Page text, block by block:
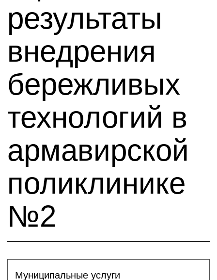
результаты
внедрения
бережливых
технологий в
армавирской
поликлинике
№2
Муниципальные услуги